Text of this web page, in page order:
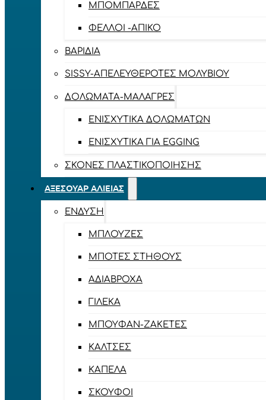
ΜΠΟΜΠΆΡΔΕΣ
ΦΕΛΛΟΊ -ΑΠΊΚΟ
ΒΑΡΊΔΙΑ
SISSY-ΑΠΕΛΕΥΘΕΡΟΤΈΣ ΜΟΛΥΒΙΟΎ
ΔΟΛΏΜΑΤΑ-ΜΑΛΆΓΡΕΣ
ΕΝΙΣΧΥΤΙΚΆ ΔΟΛΩΜΆΤΩΝ
ΕΝΙΣΧΥΤΙΚΆ ΓΙΑ EGGING
ΣΚΌΝΕΣ ΠΛΑΣΤΙΚΟΠΟΊΗΣΗΣ
ΑΞΕΣΟΥΆΡ ΑΛΙΕΊΑΣ
ΈΝΔΥΣΗ
ΜΠΛΟΎΖΕΣ
ΜΠΌΤΕΣ ΣΤΉΘΟΥΣ
ΑΔΙΆΒΡΟΧΑ
ΓΙΛΈΚΑ
ΜΠΟΥΦΆΝ-ΖΑΚΈΤΕΣ
ΚΆΛΤΣΕΣ
ΚΑΠΈΛΑ
ΣΚΟΎΦΟΙ